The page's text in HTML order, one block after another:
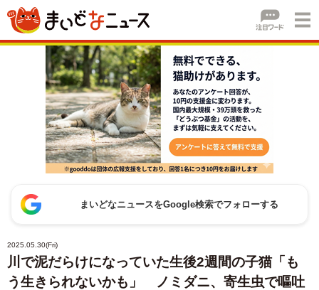
まいどなニュースをGoogle検索でフォローする
2025.05.30(Fri)
川で泥だらけになっていた生後2週間の子猫「も
う生きられないかも」 ノミダニ、寄生虫で嘔吐